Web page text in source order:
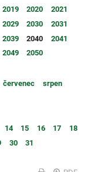
2019 2020
2021
2029 2030
2031
2039 2040
2041
2049 2050
červenec
srpen
14 15 16 17
18
30 31